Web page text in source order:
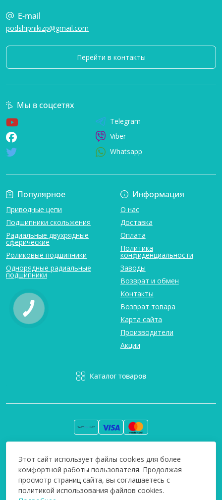
E-mail
podshipnikizp@gmail.com
Перейти в контакты
Популярное
Приводные цепи
Подшипники скольжения
Радиальные двухрядные
сферические
Роликовые подшипники
Однорядные радиальные
подшипники
Информация
О нас
Доставка
Оплата
Политика
конфиденциальности
Заводы
Возврат и обмен
Контакты
Возврат товара
Карта сайта
Производители
Акции
Каталог товаров
Мы в соцсетях
Telegram
Viber
Whatsapp
ответственность за любые неточности. Технополіс © 2008-
2026
Этот сайт использует файлы cookies для более
комфортной работы пользователя. Продолжая
просмотр страниц сайта, вы соглашаетесь с
политикой использования файлов cookies.